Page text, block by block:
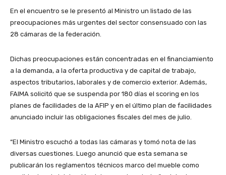
En el encuentro se le presentó al Ministro un listado de las
preocupaciones más urgentes del sector consensuado con las
28 cámaras de la federación.
Dichas preocupaciones están concentradas en el financiamiento
a la demanda, a la oferta productiva y de capital de trabajo,
aspectos tributarios, laborales y de comercio exterior. Además,
FAIMA solicitó que se suspenda por 180 días el scoring en los
planes de facilidades de la AFIP y en el último plan de facilidades
anunciado incluir las obligaciones fiscales del mes de julio.
“El Ministro escuchó a todas las cámaras y tomó nota de las
diversas cuestiones. Luego anunció que esta semana se
publicarán los reglamentos técnicos marco del mueble como